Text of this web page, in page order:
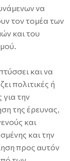
να
τον τομέα των
και του
και να
πολιτικές ή
για την
της έρευνας,
και
και την
προς αυτόν